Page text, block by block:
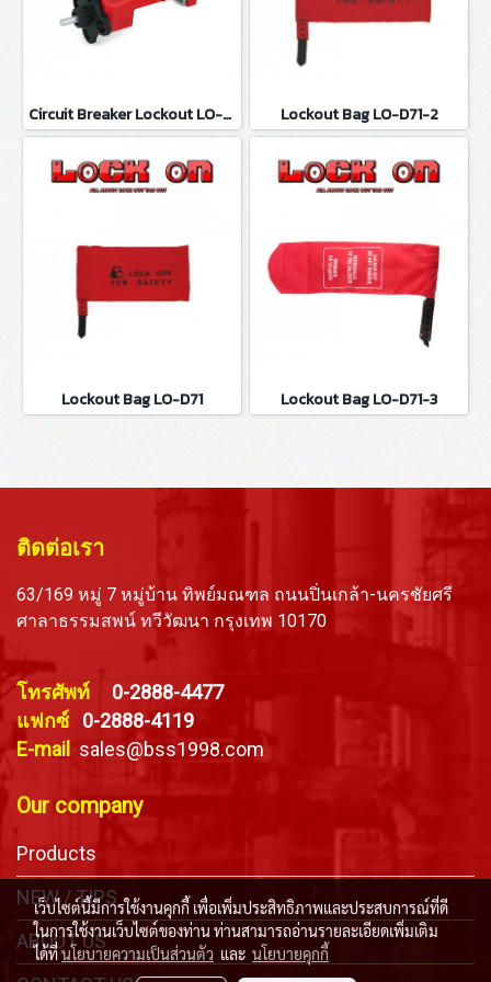
Circuit Breaker Lockout LO-D100 Lockout Bag LO-D71-2
Lockout Bag LO-D71 Lockout Bag LO-D71-3
ติดต่อเรา
63/169 หมู่ 7 หมู่บ้าน ทิพย์มณฑล ถนนปิ่นเกล้า-นครชัยศรี
ศาลาธรรมสพน์ ทวีวัฒนา กรุงเทพ 10170
โทรศัพท์ 0-2888-4477
แฟกซ์ 0-2888-4119
E-mail
sales@bss1998.com
Our company
Products
NEW / TIPS
ABOUT US
เว็บไซต์นี้มีการใช้งานคุกกี้ เพื่อเพิ่มประสิทธิภาพและประสบการณ์ที่ดี
ในการใช้งานเว็บไซต์ของท่าน ท่านสามารถอ่านรายละเอียดเพิ่มเติม
ได้ที่นโยบายความเป็นส่วนตัว และ นโยบายคุกกี้